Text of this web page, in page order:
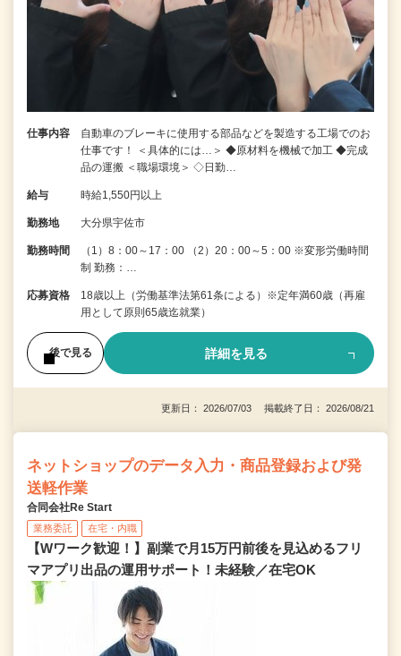
仕事内容
自動車のブレーキに使用する部品などを製造する工場でのお
仕事です！ ＜具体的には…＞ ◆原材料を機械で加工 ◆完成
品の運搬 ＜職場環境＞ ◇日勤…
給与 時給1,550円以上
勤務地 大分県宇佐市
勤務時間
（1）8：00～17：00 （2）20：00～5：00 ※変形労働時間
制 勤務：…
応募資格
18歳以上（労働基準法第61条による）※定年満60歳（再雇
用として原則65歳迄就業）
後で見る 詳細を見る
更新日： 2026/07/03 掲載終了日： 2026/08/21
ネットショップのデータ入力・商品登録および発
送軽作業
合同会社Re Start
業務委託 在宅・内職
【Wワーク歓迎！】副業で月15万円前後を見込めるフリ
マアプリ出品の運用サポート！未経験／在宅OK